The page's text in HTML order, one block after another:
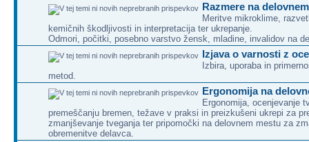
Razmere na
Meritve mikroklime,
kemičnih škodljivosti in interpretacija ter ukrepanje.
Odmori, počitki, posebno varstvo žensk, mladine, invalidov na
Izjava o varnosti z
Izbira, uporaba in
metod.
Ergonomija na
Ergonomija, ocenjevanje
premeščanju bremen, težave v praksi in preizkušeni ukrepi za
zmanjševanje tveganja ter pripomočki na delovnem mestu za
obremenitve delavca.